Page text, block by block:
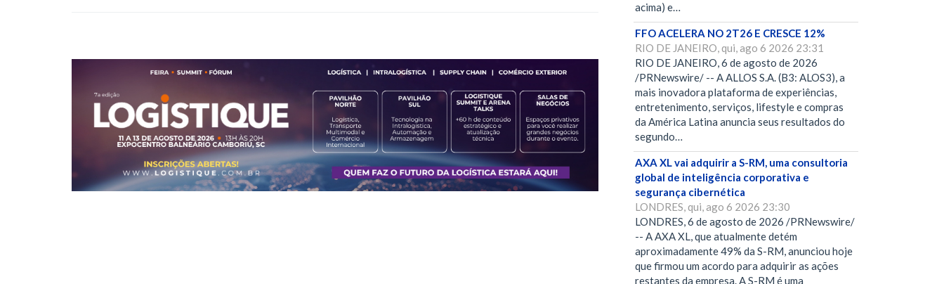
acima) e…
FFO ACELERA NO 2T26 E CRESCE 12%
RIO DE JANEIRO, qui, ago 6 2026 23:31
RIO DE JANEIRO, 6 de agosto de 2026
/PRNewswire/ -- A ALLOS S.A. (B3: ALOS3), a
mais inovadora plataforma de experiências,
entretenimento, serviços, lifestyle e compras
da América Latina anuncia seus resultados do
segundo…
AXA XL vai adquirir a S-RM, uma consultoria
global de inteligência corporativa e
segurança cibernética
LONDRES, qui, ago 6 2026 23:30
LONDRES, 6 de agosto de 2026 /PRNewswire/
-- A AXA XL, que atualmente detém
aproximadamente 49% da S-RM, anunciou hoje
que firmou um acordo para adquirir as ações
restantes da empresa. A S-RM é uma